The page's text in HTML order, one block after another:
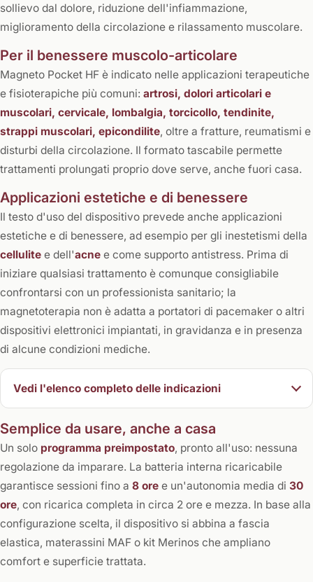
sollievo dal dolore, riduzione dell'infiammazione,
miglioramento della circolazione e rilassamento muscolare.
Per il benessere muscolo-articolare
Magneto Pocket HF è indicato nelle applicazioni terapeutiche
e fisioterapiche più comuni: artrosi, dolori articolari e
muscolari, cervicale, lombalgia, torcicollo, tendinite,
strappi muscolari, epicondilite, oltre a fratture, reumatismi e
disturbi della circolazione. Il formato tascabile permette
trattamenti prolungati proprio dove serve, anche fuori casa.
Applicazioni estetiche e di benessere
Il testo d'uso del dispositivo prevede anche applicazioni
estetiche e di benessere, ad esempio per gli inestetismi della
cellulite e dell'acne e come supporto antistress. Prima di
iniziare qualsiasi trattamento è comunque consigliabile
confrontarsi con un professionista sanitario; la
magnetoterapia non è adatta a portatori di pacemaker o altri
dispositivi elettronici impiantati, in gravidanza e in presenza
di alcune condizioni mediche.
Vedi l'elenco completo delle indicazioni
Semplice da usare, anche a casa
Un solo programma preimpostato, pronto all'uso: nessuna
regolazione da imparare. La batteria interna ricaricabile
garantisce sessioni fino a 8 ore e un'autonomia media di 30
ore, con ricarica completa in circa 2 ore e mezza. In base alla
configurazione scelta, il dispositivo si abbina a fascia
elastica, materassini MAF o kit Merinos che ampliano
comfort e superficie trattata.